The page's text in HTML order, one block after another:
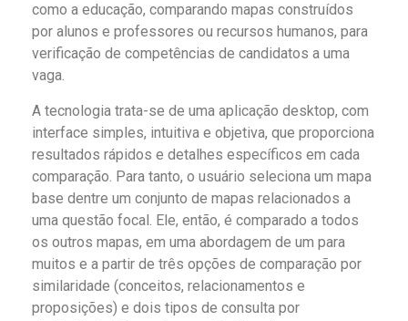
como a educação, comparando mapas construídos
por alunos e professores ou recursos humanos, para
verificação de competências de candidatos a uma
vaga.
A tecnologia trata-se de uma aplicação desktop, com
interface simples, intuitiva e objetiva, que proporciona
resultados rápidos e detalhes específicos em cada
comparação. Para tanto, o usuário seleciona um mapa
base dentre um conjunto de mapas relacionados a
uma questão focal. Ele, então, é comparado a todos
os outros mapas, em uma abordagem de um para
muitos e a partir de três opções de comparação por
similaridade (conceitos, relacionamentos e
proposições) e dois tipos de consulta por